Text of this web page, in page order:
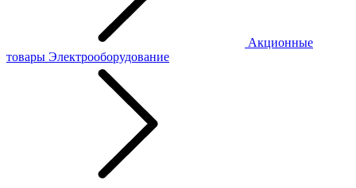
Акционные
товары Электрооборудование